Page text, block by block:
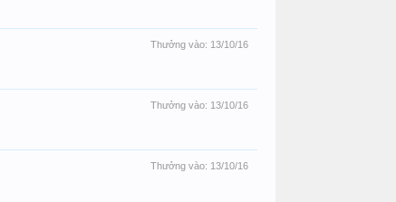
Thưởng vào: 13/10/16
Thưởng vào: 13/10/16
Thưởng vào: 13/10/16